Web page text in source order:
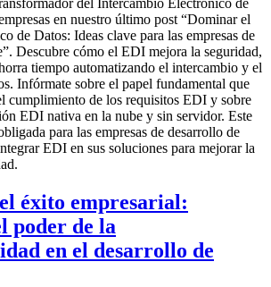
del Intercambio Electrónico de
en nuestro último post “Dominar el
de Datos: Ideas clave para las empresas de
Descubre cómo el EDI mejora la seguridad,
tiempo automatizando el intercambio y el
Infórmate sobre el papel fundamental que
cumplimiento de los requisitos EDI y sobre
EDI nativa en la nube y sin servidor. Este
para las empresas de desarrollo de
EDI en sus soluciones para mejorar la
éxito empresarial:
poder de la
en el desarrollo de